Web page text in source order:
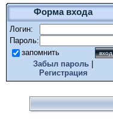
Форма входа
Логин:
Пароль:
запомнить
Забыл пароль
Регистрация